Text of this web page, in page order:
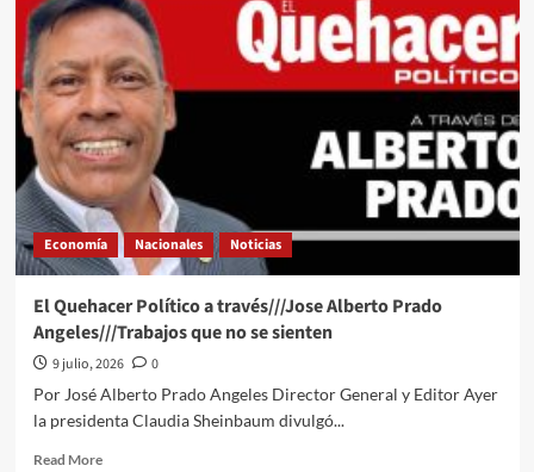
que
buscará
acuerdos
con
Canadá
y
EU
sobre
el
T-
MEC
para
negociaciones
anuales
Economía Nacionales Noticias
El Quehacer Político a través///Jose Alberto Prado
Angeles///Trabajos que no se sienten
9 julio, 2026
0
Por José Alberto Prado Angeles Director General y Editor Ayer
la presidenta Claudia Sheinbaum divulgó...
Read MoreRead